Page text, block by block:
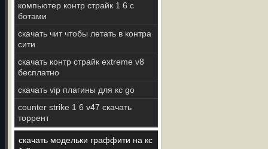
компьютер контр страйк 1 6 с
ботами
скачать чит чтобы летать в контра
сити
скачать контр страйк extreme v8
бесплатно
скачать vip плагины для кс go
counter strike 1 6 v47 скачать
торрент
скачать модельки граффити на кс